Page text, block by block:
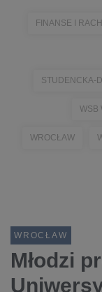
FINANSE I
STUDENCKA-
WSB
WROCŁAW
WROCŁAW
Młodzi